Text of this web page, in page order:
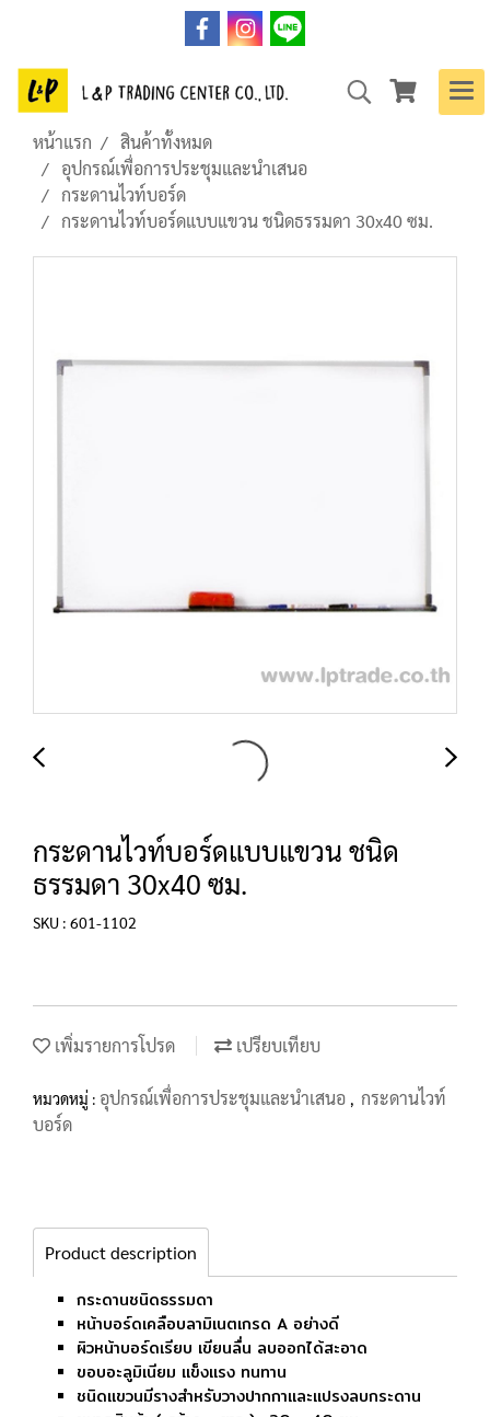
หน้าแรก
สินค้าทั้งหมด
อุปกรณ์เพื่อการประชุมและนำเสนอ
กระดานไวท์บอร์ด
กระดานไวท์บอร์ดแบบแขวน ชนิดธรรมดา 30x40 ซม.
กระดานไวท์บอร์ดแบบแขวน ชนิด
ธรรมดา 30x40 ซม.
SKU : 601-1102
เพิ่มรายการโปรด เปรียบเทียบ
หมวดหมู่ : อุปกรณ์เพื่อการประชุมและนำเสนอ , กระดานไวท์
บอร์ด
Product description
กระดานชนิดธรรมดา
หน้าบอร์ดเคลือบลามิเนตเกรด A อย่างดี
ผิวหน้าบอร์ดเรียบ เขียนลื่น ลบออกได้สะอาด
ขอบอะลูมิเนียม แข็งแรง ทนทาน
ชนิดแขวนมีรางสำหรับวางปากกาและแปรงลบกระดาน